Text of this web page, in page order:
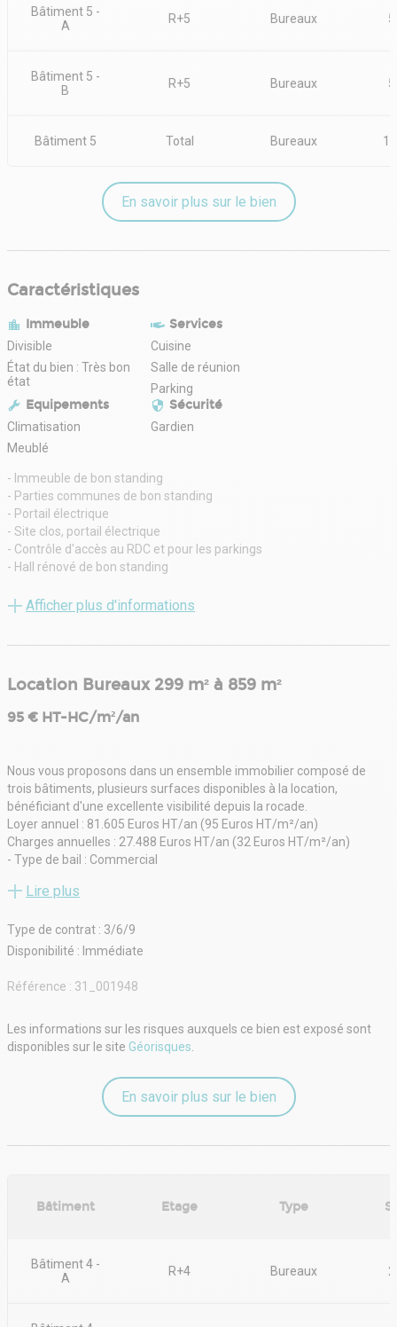
Bâtiment 5 -
A
R+5 Bureaux
Bâtiment 5 -
B
R+5 Bureaux
Bâtiment 5 Total Bureaux 1
En savoir plus sur le bien
Caractéristiques
Immeuble
Divisible
État du bien : Très bon
état
Services
Cuisine
Salle de réunion
Parking
Equipements
Climatisation
Meublé
Sécurité
Gardien
- Immeuble de bon standing
- Parties communes de bon standing
- Portail électrique
- Site clos, portail électrique
- Contrôle d'accès au RDC et pour les parkings
- Hall rénové de bon standing
- Faux plancher
- Douches
- Espaces extérieurs aménagés
- Locaux cloisonnés
Afficher plus d'informations
Location Bureaux 299 m² à 859 m²
95 € HT-HC/m²/an
Nous vous proposons dans un ensemble immobilier composé de
trois bâtiments, plusieurs surfaces disponibles à la location,
bénéficiant d'une excellente visibilité depuis la rocade.
Loyer annuel : 81.605 Euros HT/an (95 Euros HT/m²/an)
Charges annuelles : 27.488 Euros HT/an (32 Euros HT/m²/an)
- Type de bail : Commercial
- Préavis : 6 mois
- Indice : ILAT
- Indexation : Annuelle, date prise effet
- Loyers et charges : Trimestriels et d'avance
Lire plus
Type de contrat : 3/6/9
Disponibilité : Immédiate
Référence : 31_001948
Les informations sur les risques auxquels ce bien est exposé sont
disponibles sur le site Géorisques
En savoir plus sur le bien
Bâtiment Etage Type
Bâtiment 4 -
A
R+4 Bureaux